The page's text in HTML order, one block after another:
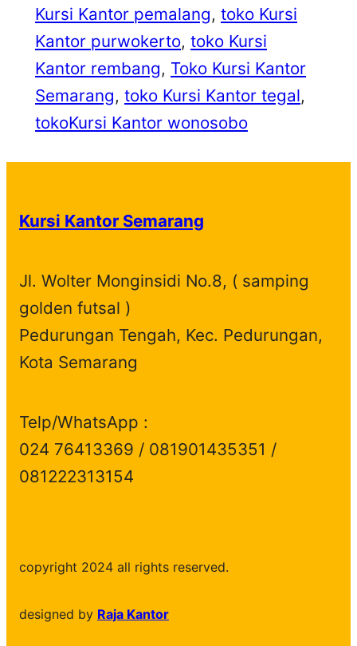
Kursi Kantor pemalang, toko Kursi
Kantor purwokerto, toko Kursi
Kantor rembang, Toko Kursi Kantor
Semarang, toko Kursi Kantor tegal
tokoKursi Kantor wonosobo
Kursi Kantor Semarang
Jl. Wolter Monginsidi No.8, ( samping
golden futsal )
Pedurungan Tengah, Kec. Pedurungan,
Kota Semarang
Telp/WhatsApp :
024 76413369 / 081901435351 /
081222313154
copyright 2024 all rights reserved.
designed by Raja Kantor